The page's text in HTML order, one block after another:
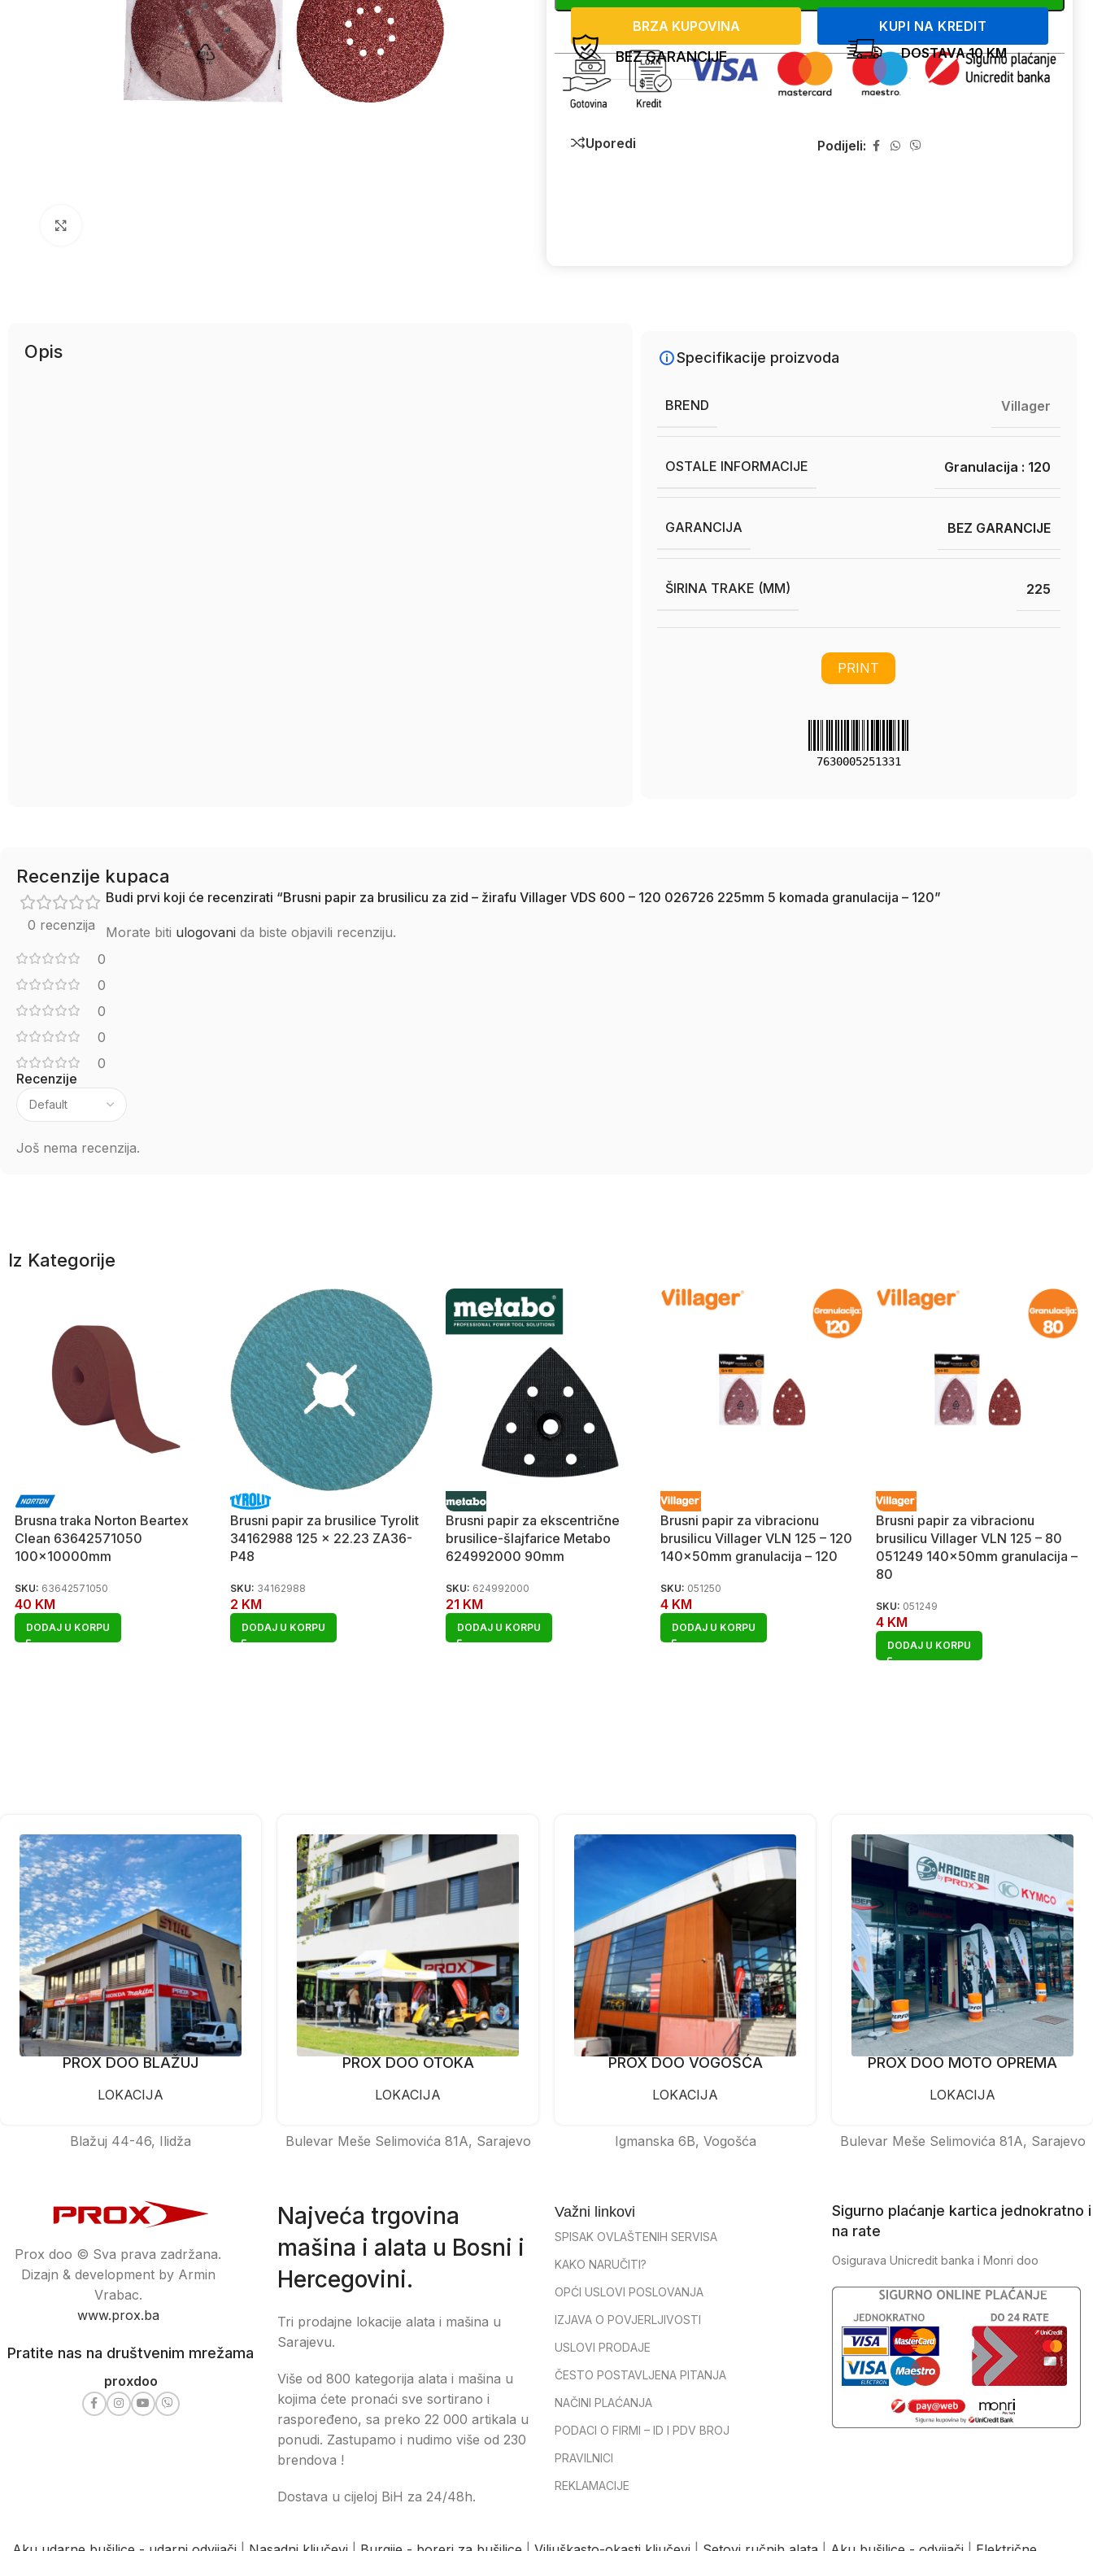
BRZA KUPOVINA
KUPI NA KREDIT
BEZ GARANCIJE DOSTAVA 10 KM
Uporedi Podijeli:
Opis Specifikacije proizvoda
BREND Villager
OSTALE INFORMACIJE Granulacija : 120
GARANCIJA BEZ GARANCIJE
ŠIRINA TRAKE (MM) 225
PRINT
7630005251331
Recenzije kupaca
0 recenzija
0
0
0
0
0
Recenzije
Još nema recenzija.
Budi prvi koji će recenzirati “Brusni papir za brusilicu za zid – žirafu Villager VDS 600 – 120 026726 225mm 5 komada granulacija – 120”
Morate biti ulogovani da biste objavili recenziju.
Iz Kategorije
Brusna traka Norton Beartex
Clean 63642571050
100x10000mm
SKU: 63642571050
40 KM
DODAJ U KORPU
Brusni papir za brusilice Tyrolit
34162988 125 x 22.23 ZA36-
P48
SKU: 34162988
2 KM
DODAJ U KORPU
Brusni papir za ekscentrične
brusilice-šlajfarice Metabo
624992000 90mm
SKU: 624992000
21 KM
DODAJ U KORPU
Brusni papir za vibracionu
brusilicu Villager VLN 125 – 120
140x50mm granulacija – 120
SKU: 051250
4 KM
DODAJ U KORPU
Brusni papir za vibracionu
brusilicu Villager VLN 125 – 80
051249 140×50mm granulacija –
80
SKU: 051249
4 KM
DODAJ U KORPU
PROX DOO BLAŽUJ
LOKACIJA
Blažuj 44-46, Ilidža
PROX DOO OTOKA
LOKACIJA
Bulevar Meše Selimovića 81A, Sarajevo
PROX DOO VOGOŠĆA
LOKACIJA
Igmanska 6B, Vogošća
PROX DOO MOTO OPREMA
LOKACIJA
Bulevar Meše Selimovića 81A, Sarajevo
Prox doo © Sva prava zadržana.
Dizajn & development by Armin
Vrabac.
www.prox.ba
Pratite nas na društvenim mrežama
proxdoo
Najveća trgovina
mašina i alata u Bosni i
Hercegovini.
Tri prodajne lokacije alata i mašina u
Sarajevu.
Više od 800 kategorija alata i mašina u
kojima ćete pronaći sve sortirano i
raspoređeno, sa preko 22 000 artikala u
ponudi. Zastupamo i nudimo više od 230
brendova !
Dostava u cijeloj BiH za 24/48h.
Važni linkovi
SPISAK OVLAŠTENIH SERVISA
KAKO NARUČITI?
OPĆI USLOVI POSLOVANJA
IZJAVA O POVJERLJIVOSTI
USLOVI PRODAJE
ČESTO POSTAVLJENA PITANJA
NAČINI PLAĆANJA
PODACI O FIRMI – ID I PDV BROJ
PRAVILNICI
REKLAMACIJE
Sigurno plaćanje kartica jednokratno i
na rate
Osigurava Unicredit banka i Monri doo